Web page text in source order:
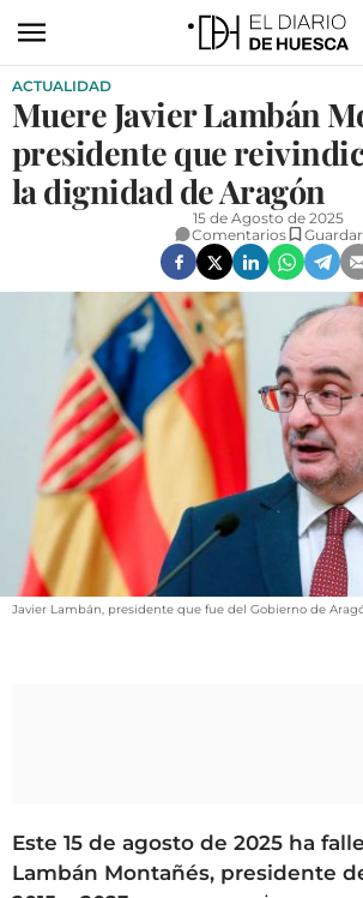
ACTUALIDAD
ECONOMÍA
TECNOLOGÍA
AGROALIMENTACIÓN
DEPORTES
CULTURA
SOCIEDAD
OPINIÓN
GALERÍAS
VÍDEOS
CONTACTAR
HORÓSCOPO
ACTUALIDAD
Muere Javier Lambán
presidente que
la dignidad de Aragón
15 de Agosto de 2025
Comentarios
Guardar
Javier Lambán, presidente que fue del Gobierno de
Este 15 de agosto de 2025 ha
Lambán Montañés, presidente